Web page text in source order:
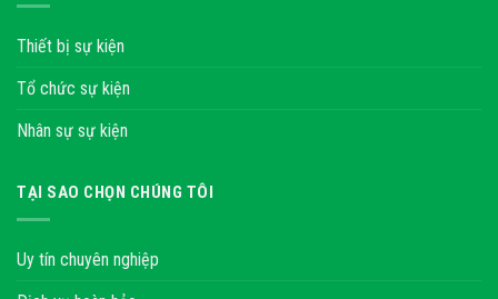
Thiết bị sự kiện
Tổ chức sự kiện
Nhân sự sự kiện
TẠI SAO CHỌN CHÚNG TÔI
Uy tín chuyên nghiệp